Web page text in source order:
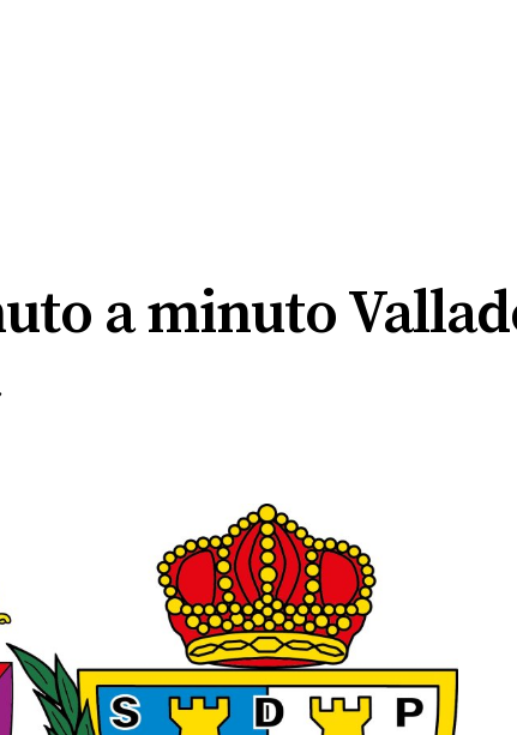
a minuto